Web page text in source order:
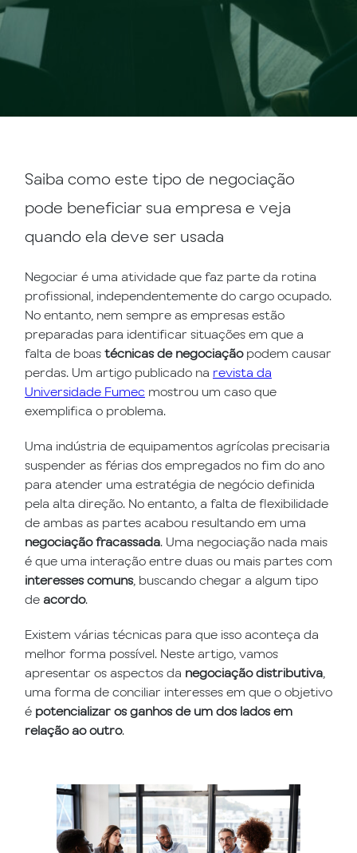
Saiba como este tipo de negociação
pode beneficiar sua empresa e veja
quando ela deve ser usada
Negociar é uma atividade que faz parte da rotina
profissional, independentemente do cargo ocupado.
No entanto, nem sempre as empresas estão
preparadas para identificar situações em que a
falta de boas técnicas de negociação podem causar
perdas. Um artigo publicado na revista da
Universidade Fumec mostrou um caso que
exemplifica o problema.
Uma indústria de equipamentos agrícolas precisaria
suspender as férias dos empregados no fim do ano
para atender uma estratégia de negócio definida
pela alta direção. No entanto, a falta de flexibilidade
de ambas as partes acabou resultando em uma
negociação fracassada. Uma negociação nada mais
é que uma interação entre duas ou mais partes com
interesses comuns, buscando chegar a algum tipo
de acordo.
Existem várias técnicas para que isso aconteça da
melhor forma possível. Neste artigo, vamos
apresentar os aspectos da negociação distributiva,
uma forma de conciliar interesses em que o objetivo
é potencializar os ganhos de um dos lados em
relação ao outro.